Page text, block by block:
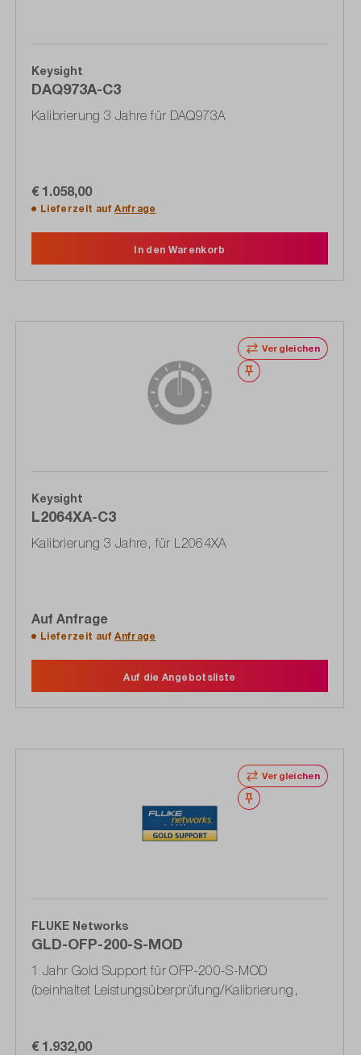
Keysight
DAQ973A-C3
Kalibrierung 3 Jahre für DAQ973A
€ 1.058,00
Lieferzeit aufAnfrage
In den Warenkorb
Vergleichen
Merken
Keysight
L2064XA-C3
Kalibrierung 3 Jahre, für L2064XA
Auf Anfrage
Lieferzeit aufAnfrage
Auf die Angebotsliste
Vergleichen
Merken
FLUKE Networks
GLD-OFP-200-S-MOD
1 Jahr Gold Support für OFP-200-S-MOD
(beinhaltet Leistungsüberprüfung/Kalibrierung,
€ 1.932,00